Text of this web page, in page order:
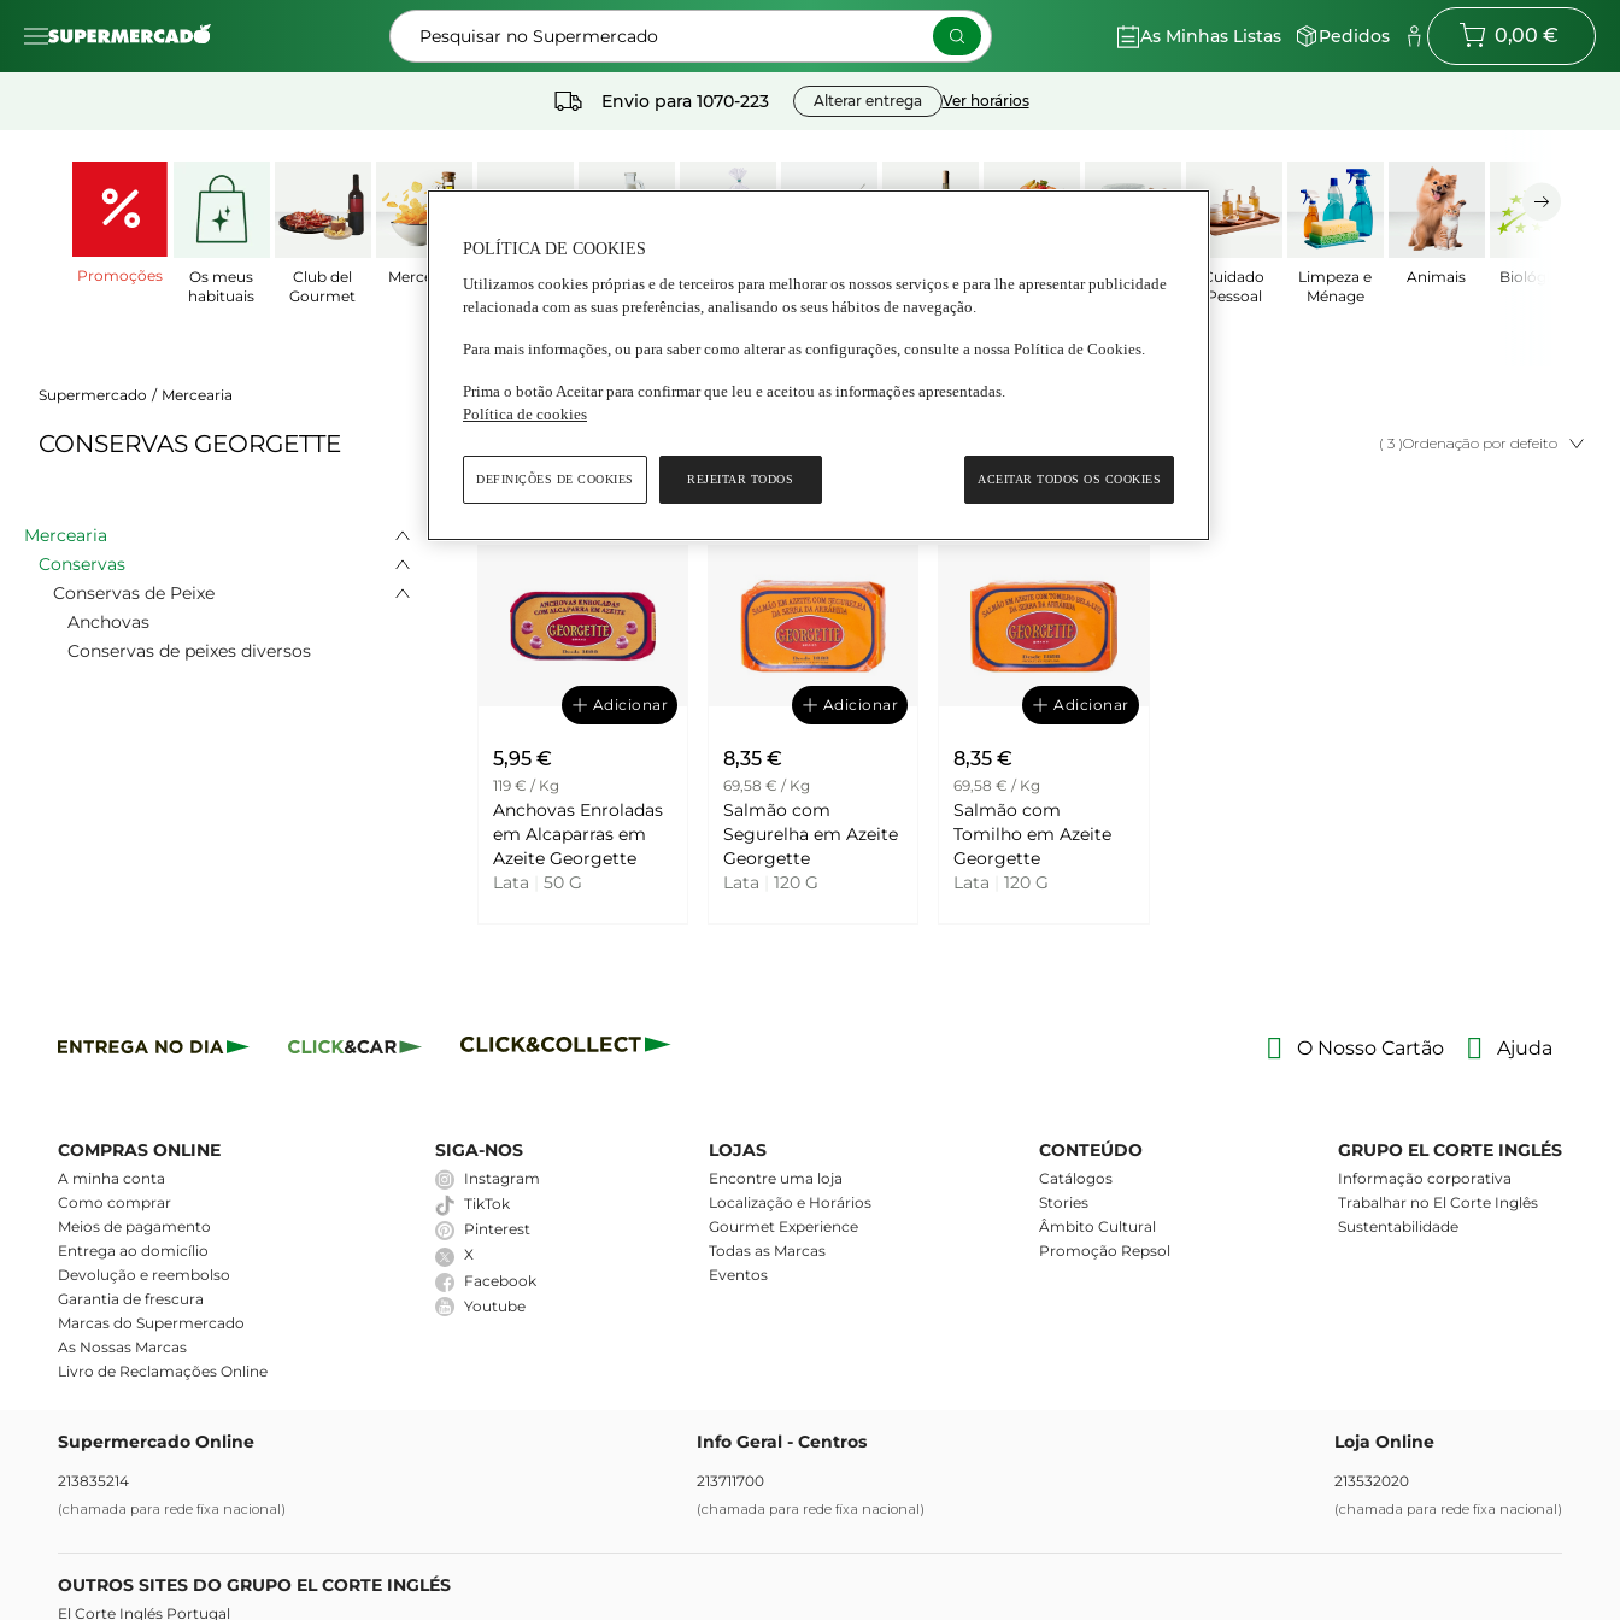
Pesquisar no Supermercado As Minhas Listas Pedidos 0,00 €
Envio para 1070-223 Alterar entrega Ver horários
Promoções
Os meus
habituais
Club del
Gourmet
Mercearia
Lacticínios e
ovos
Congelados
Nutrição e
Bebidas Bebé
Cuidado
Pessoal
Limpeza e
Ménage
Animais Biológicos
Supermercado Mercearia
CONSERVAS GEORGETTE ( 3 )Ordenação por defeito
Mercearia
Conservas
Conservas de Peixe
Anchovas
Conservas de peixes diversos
Adicionar
5,95 €
119 € / Kg
Anchovas Enroladas
em Alcaparras em
Azeite Georgette
Lata
50 G
Adicionar
8,35 €
69,58 € / Kg
Salmão com
Segurelha em Azeite
Georgette
Lata
120 G
Adicionar
8,35 €
69,58 € / Kg
Salmão com
Tomilho em Azeite
Georgette
Lata
120 G
O Nosso Cartão Ajuda
COMPRAS ONLINE
A minha conta
Como comprar
Meios de pagamento
Entrega ao domicílio
Devolução e reembolso
Garantia de frescura
Marcas do Supermercado
As Nossas Marcas
Livro de Reclamações Online
SIGA-NOS
Instagram
TikTok
Pinterest
X
Facebook
Youtube
LOJAS
Encontre uma loja
Localização e Horários
Gourmet Experience
Todas as Marcas
Eventos
CONTEÚDO
Catálogos
Stories
Âmbito Cultural
Promoção Repsol
GRUPO EL CORTE INGLÉS
Informação corporativa
Trabalhar no El Corte Inglês
Sustentabilidade
Supermercado Online
213835214
(chamada para rede fixa nacional)
Info Geral - Centros
213711700
(chamada para rede fixa nacional)
Loja Online
213532020
(chamada para rede fixa nacional)
OUTROS SITES DO GRUPO EL CORTE INGLÉS
El Corte Inglés Portugal
POLÍTICA DE COOKIES
Utilizamos cookies próprias e de terceiros para melhorar os nossos serviços e para lhe apresentar publicidade
relacionada com as suas preferências, analisando os seus hábitos de navegação.
Para mais informações, ou para saber como alterar as configurações, consulte a nossa Política de Cookies.
Prima o botão Aceitar para confirmar que leu e aceitou as informações apresentadas.
Política de cookies
REJEITAR TODOS ACEITAR TODOS OS COOKIES
DEFINIÇÕES DE COOKIES